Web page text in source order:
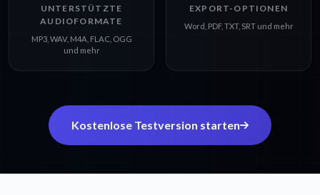
UNTERSTÜTZTE
AUDIOFORMATE
MP3, WAV, M4A, FLAC, OGG
und mehr
EXPORT-OPTIONEN
Word, PDF, TXT, SRT und mehr
Kostenlose Testversion starten